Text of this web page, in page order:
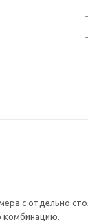
с отдельно
комбинацию.